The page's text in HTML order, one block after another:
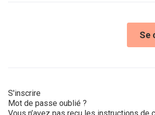
Se
S'inscrire
Mot de passe oublié ?